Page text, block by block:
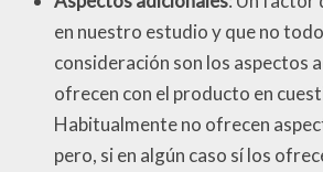
en nuestro estudio y que no
consideración son los aspectos
ofrecen con el producto en
Habitualmente no ofrecen
pero, si en algún caso sí los